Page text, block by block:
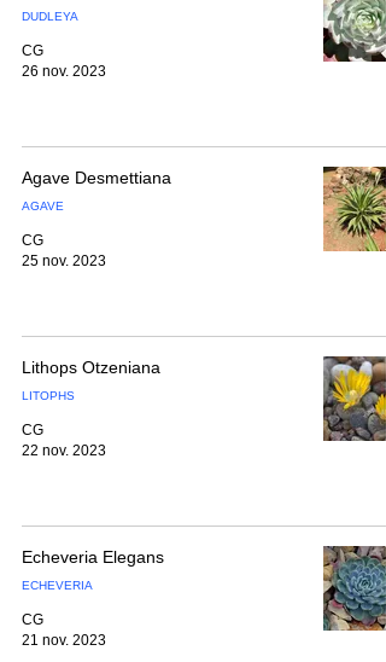
DUDLEYA
CG
26 nov. 2023
Agave Desmettiana
AGAVE
CG
25 nov. 2023
Lithops Otzeniana
LITOPHS
CG
22 nov. 2023
Echeveria Elegans
ECHEVERIA
CG
21 nov. 2023